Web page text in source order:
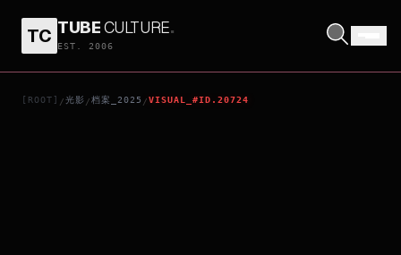
TC TUBECULTURE.
EST. 2006
[ROOT] /光影 /档案_2025 /VISUAL_#ID.20724
KAMEN RIDER GAVV: GUILTY PARFAIT